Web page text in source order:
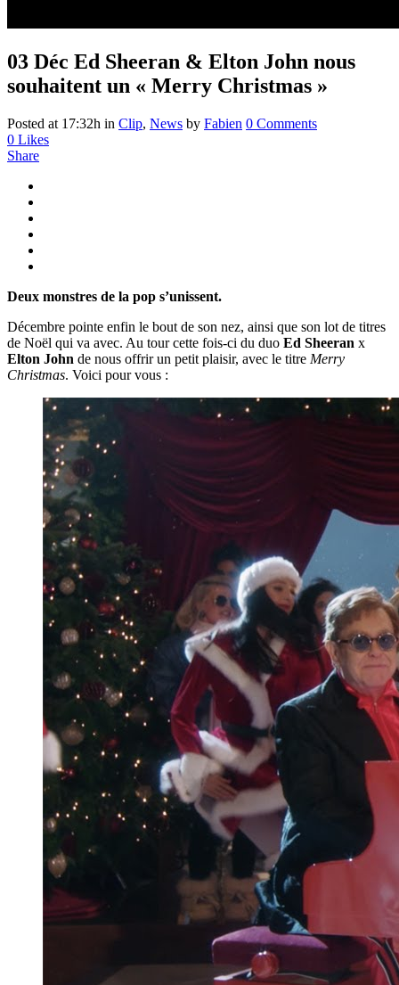
03 Déc Ed Sheeran & Elton John nous
souhaitent un « Merry Christmas »
Posted at 17:32h in Clip, News by Fabien 0 Comments
0 Likes
Share
Deux monstres de la pop s’unissent.
Décembre pointe enfin le bout de son nez, ainsi que son lot de titres
de Noël qui va avec. Au tour cette fois-ci du duo Ed Sheeran x
Elton John de nous offrir un petit plaisir, avec le titre Merry
Christmas. Voici pour vous :